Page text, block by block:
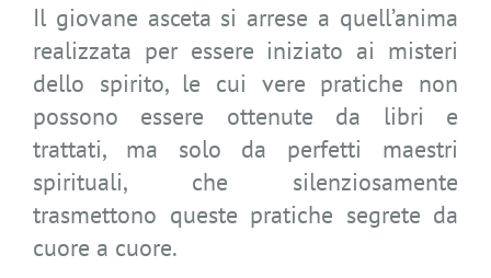
Il giovane asceta si arrese a quell’anima
realizzata per essere iniziato ai misteri
dello spirito, le cui vere pratiche non
possono essere ottenute da libri e
trattati, ma solo da perfetti maestri
spirituali, che silenziosamente
trasmettono queste pratiche segrete da
cuore a cuore.